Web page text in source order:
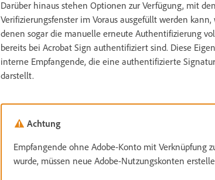
Darüber hinaus stehen Optionen zur Verfügung, mit
Verifizierungsfenster im Voraus ausgefüllt werden
denen sogar die manuelle erneute Authentifizierung
bereits bei Acrobat Sign authentifiziert sind. Diese
interne Empfangende, die eine authentifizierte
darstellt.
Achtung
Empfangende ohne Adobe-Konto mit Verknüpfung
wurde, müssen neue Adobe-Nutzungskonten